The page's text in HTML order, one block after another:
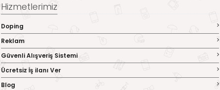
Hizmetlerimiz
Doping
Reklam
Güvenli Alışveriş Sistemi
Ücretsiz İş ilanı Ver
Blog